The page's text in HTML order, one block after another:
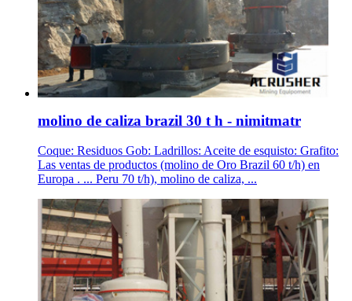
molino de caliza brazil 30 t h - nimitmatr
Coque: Residuos Gob: Ladrillos: Aceite de esquisto: Grafito:
Las ventas de productos (molino de Oro Brazil 60 t/h) en
Europa . ... Peru 70 t/h), molino de caliza, ...